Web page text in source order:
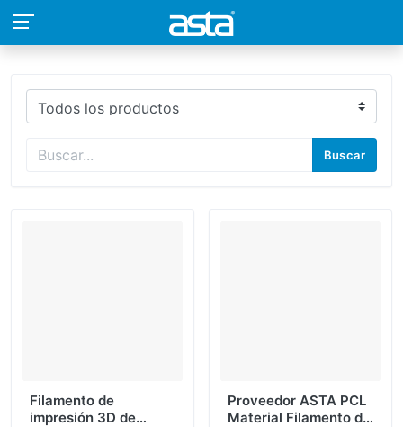
Buscar
Filamento de
impresión 3D de
Proveedor ASTA PCL
Material Filamento de